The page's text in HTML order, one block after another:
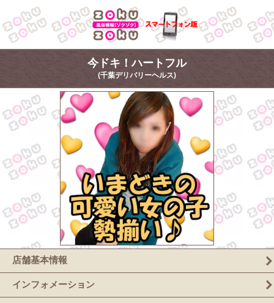
今ドキ！ハートフル
(千葉デリバリーヘルス)
店舗基本情報
インフォメーション